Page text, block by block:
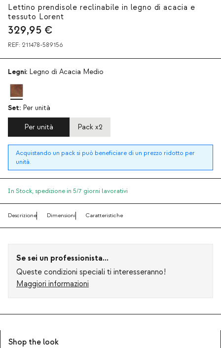
Lettino prendisole reclinabile in legno di acacia e
tessuto Lorent
329,95 €
REF: 211478-589156
Legni: Legno di Acacia Medio
Set: Per unità
Per unità Pack x2
Acquistando un pack si può beneficiare di un prezzo ridotto per
unità.
In Stock, spedizione in 5/7 giorni lavorativi
Descrizione Dimensioni Caratteristiche
Se sei un professionista...
Queste condizioni speciali ti interesseranno!
Maggiori informazioni
Shop the look